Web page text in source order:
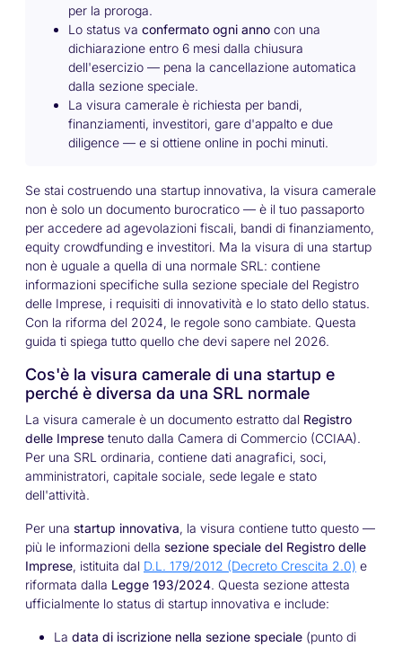
per la proroga.
Lo status va confermato ogni anno con una
dichiarazione entro 6 mesi dalla chiusura
dell'esercizio — pena la cancellazione automatica
dalla sezione speciale.
La visura camerale è richiesta per bandi,
finanziamenti, investitori, gare d'appalto e due
diligence — e si ottiene online in pochi minuti.
Se stai costruendo una startup innovativa, la visura camerale
non è solo un documento burocratico — è il tuo passaporto
per accedere ad agevolazioni fiscali, bandi di finanziamento,
equity crowdfunding e investitori. Ma la visura di una startup
non è uguale a quella di una normale SRL: contiene
informazioni specifiche sulla sezione speciale del Registro
delle Imprese, i requisiti di innovatività e lo stato dello status.
Con la riforma del 2024, le regole sono cambiate. Questa
guida ti spiega tutto quello che devi sapere nel 2026.
Cos'è la visura camerale di una startup e
perché è diversa da una SRL normale
La visura camerale è un documento estratto dal Registro
delle Imprese tenuto dalla Camera di Commercio (CCIAA).
Per una SRL ordinaria, contiene dati anagrafici, soci,
amministratori, capitale sociale, sede legale e stato
dell'attività.
Per una startup innovativa, la visura contiene tutto questo —
più le informazioni della sezione speciale del Registro delle
Imprese, istituita dal D.L. 179/2012 (Decreto Crescita 2.0) e
riformata dalla Legge 193/2024. Questa sezione attesta
ufficialmente lo status di startup innovativa e include:
La data di iscrizione nella sezione speciale (punto di